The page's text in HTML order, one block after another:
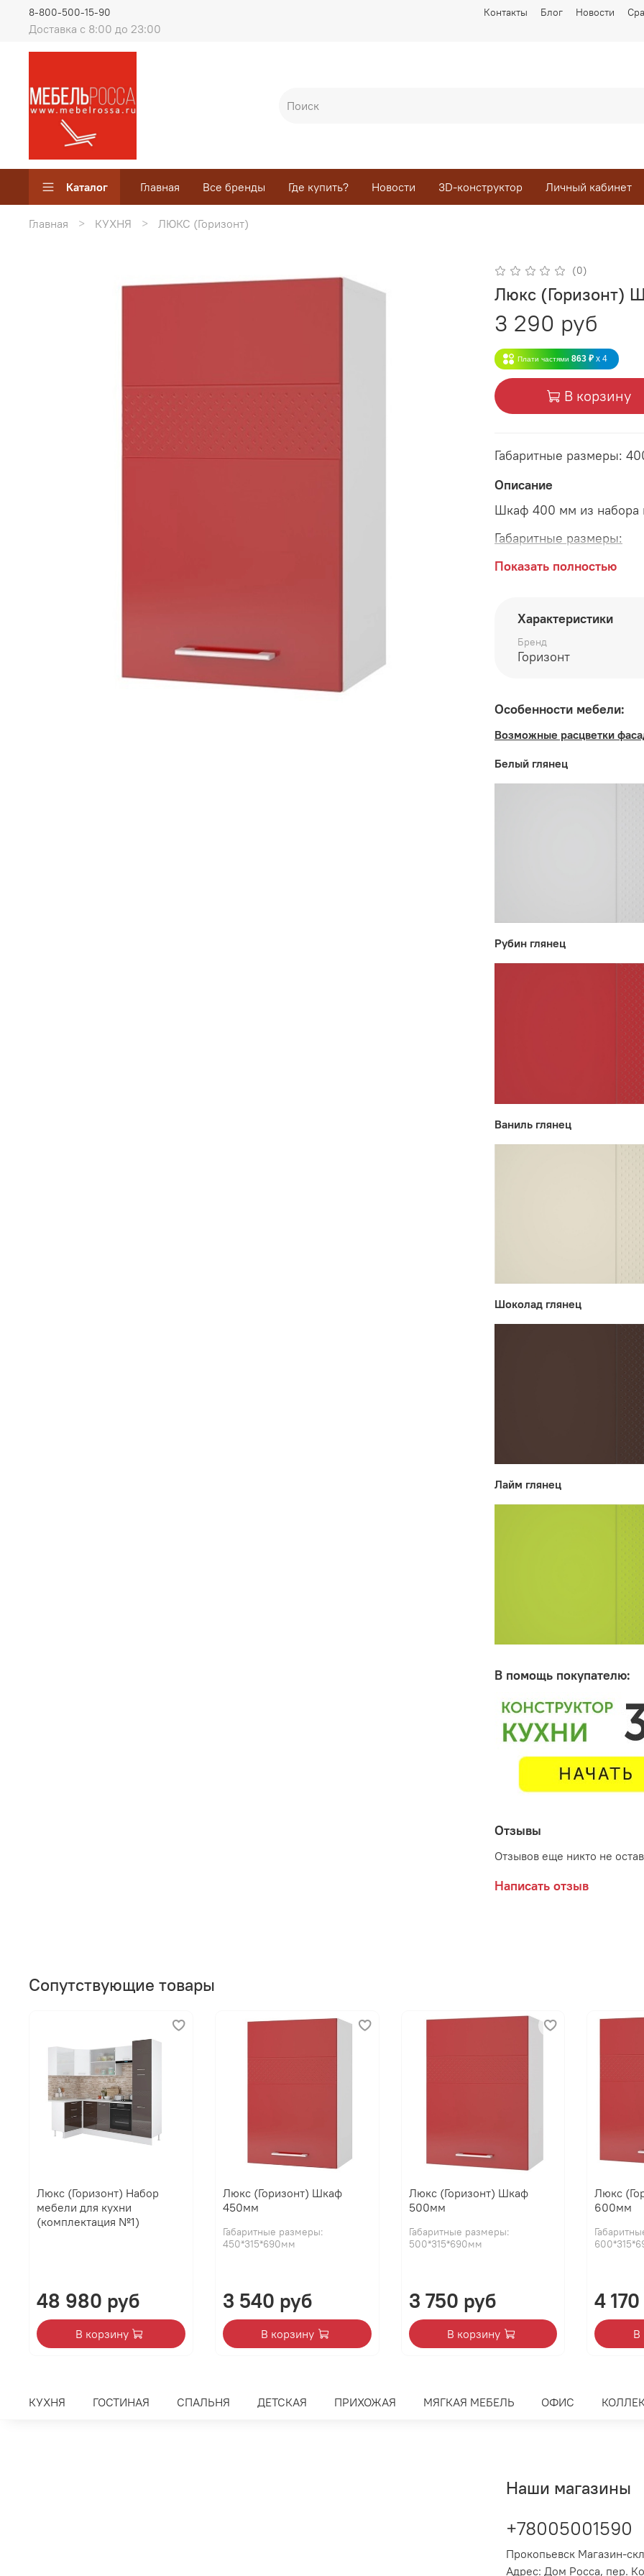
Контакты Блог Новости
Доставка с 8:00 до 23:00
8-800-500-15-90
Каталог Главная Все бренды Где купить? Новости 3D-конструктор Личный кабинет
Главная КУХНЯ ЛЮКС (Горизонт)
(0)
Люкс (Горизонт)
3 290 руб
Плати частями 863 ₽ x 4
В корзину
Габаритные размеры:
Описание
Шкаф 400 мм из набора
Габаритные размеры:
длина 400 мм
высота 690 мм
Возможные расцветки
глянец, Шоколад
Производитель:
Мебельная фабрика
Показать полностью
Характеристики
Бренд
Горизонт
Особенности мебели:
Возможные расцветки
Белый глянец
Рубин глянец
Ваниль глянец
Шоколад глянец
Лайм глянец
В помощь покупателю:
Отзывы
Отзывов еще никто не
Написать отзыв
Сопутствующие товары
Люкс (Горизонт) Набор
мебели для кухни
(комплектация №1)
48 980 руб
В корзину
Люкс (Горизонт) Шкаф
450мм
Габаритные размеры:
450*315*690мм
3 540 руб
В корзину
Люкс (Горизонт) Шкаф
500мм
Габаритные размеры:
500*315*690мм
3 750 руб
В корзину
Люкс
600мм
4
В
КУХНЯ ГОСТИНАЯ СПАЛЬНЯ ДЕТСКАЯ ПРИХОЖАЯ МЯГКАЯ МЕБЕЛЬ ОФИС
Наши магазины
+78005001590
Прокопьевск Магазин-
Адрес: Дом Росса, пер.